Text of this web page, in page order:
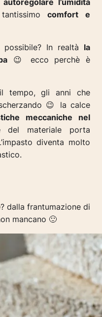
l’umidità
tantissimocomfort e
possibile? In realtà la
😉 ecco perchè è
tempo, gli anni che
😉 la calce
meccaniche nel
del materiale porta
diventa molto
dalla frantumazione di
mancano 🙂